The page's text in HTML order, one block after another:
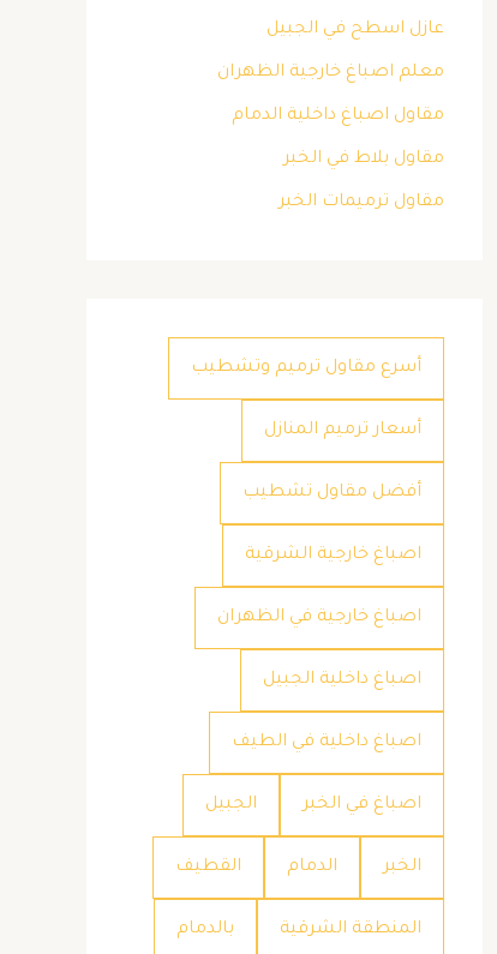
عازل اسطح في الجبيل
معلم اصباغ خارجية الظهران
مقاول اصباغ داخلية الدمام
مقاول بلاط في الخبر
مقاول ترميمات الخبر
أسرع مقاول ترميم وتشطيب
أسعار ترميم المنازل
أفضل مقاول تشطيب
اصباغ خارجية الشرقية
اصباغ خارجية في الظهران
اصباغ داخلية الجبيل
اصباغ داخلية في الطيف
اصباغ في الخبر الجبيل
الخبر الدمام القطيف
المنطقة الشرقية بالدمام